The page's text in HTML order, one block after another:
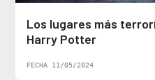
Los lugares más
Harry Potter
FECHA 11/05/2024